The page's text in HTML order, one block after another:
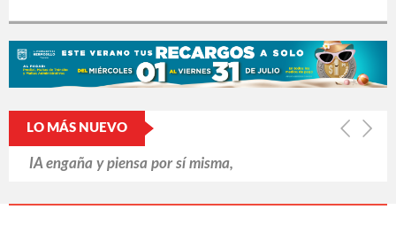
LO MÁS NUEVO
IA engaña y piensa por sí misma,